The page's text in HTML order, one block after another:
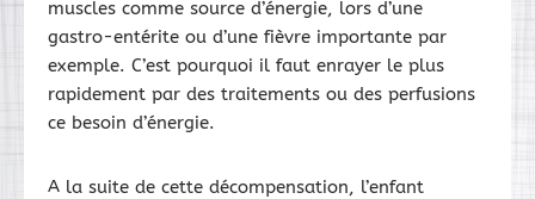
muscles comme source d’énergie, lors d’une
gastro-entérite ou d’une fièvre importante par
exemple. C’est pourquoi il faut enrayer le plus
rapidement par des traitements ou des perfusions
ce besoin d’énergie.
A la suite de cette décompensation, l’enfant